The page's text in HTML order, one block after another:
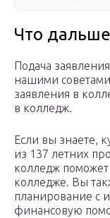
Что
Подача
нашими
заявления в
в колледж.
Если вы знаете,
из 137 летних
колледж
колледже. Вы
планирование с
финансовую